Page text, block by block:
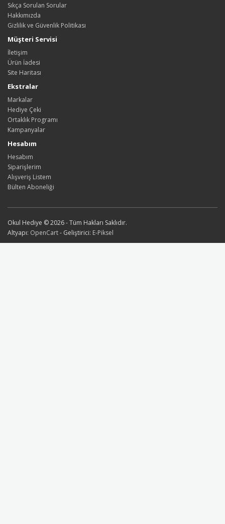
Sıkça Sorulan Sorular
Hakkımızda
Gizlilik ve Güvenlik Politikası
Müşteri Servisi
İletişim
Ürün İadesi
Site Haritası
Ekstralar
Markalar
Hediye Çeki
Ortaklık Programı
Kampanyalar
Hesabım
Hesabım
Siparişlerim
Alışveriş Listem
Bülten Aboneliği
Okul Hediye © 2026 - Tüm Hakları Saklıdır.
Altyapı: OpenCart- Geliştirici: E-Piksel